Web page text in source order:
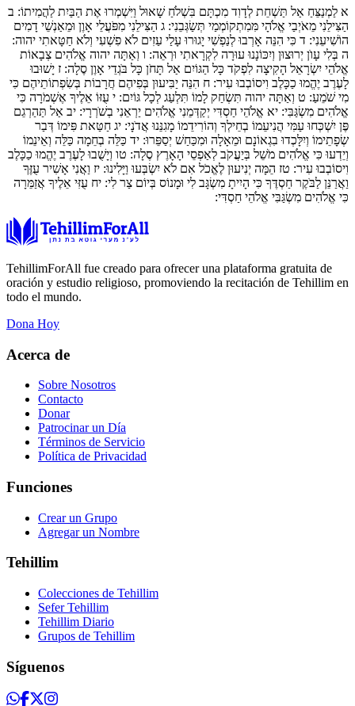
א לַמְנַצֵּחַ אַל תַּשְׁחֵת לְדָוִד מִכְתָּם בִּשְׁלֹחַ שָׁאוּל וַיִּשְׁמְרוּ אֶת הַבַּיִת לַהֲמִיתוֹ: ב
הַצִּילֵנִי מֵאֹיְבַי אֱלֹהָי מִּמִתְקוֹמְמַי תְּשַׂגְּבֵנִי: ג הַצִּילֵנִי מִפֹּעֲלֵי אָוֶן וּמֵאַנְשֵׁי דָמִים
הוֹשִׁיעֵנִי: ד כִּי הִנֵּה אָרְבוּ לְנַפְשִׁי יָגוּרוּ עָלַי עַזִים לֹא פִשְׁעִי וְלֹא חַטָּאתִי יהוה:
ה בְּלִי עָוֺן יְרוּצוּן וְיִכּוֹנָנוּ עוּרָה לִקְרָאתִי וּרְאֵה: ו וְאַתָּה יהוה אֱלֹהִים צְבָאוֹת
אֱלֹהֵי יִשְׂרָאֵל הָקִיצָה לִפְקֹד כָּל הַגּוֹיִם אַל תָּחֹן כָּל בֹּגְדֵי אָוֶן סֶלָה: ז יָשׁוּבוּ
לָעֶרֶב יֶהֱמוּ כַכָּלֶב וִיסוֹבְבוּ עִיר: ח הִנֵּה יַבִּיעוּן בְּפִיהֶם חֲרָבוֹת בְּשִׂפְתוֹתֵיהֶם כִּי
מִי שֹׁמֵעַ: ט וְאַתָּה יהוה תִּשְׂחַק לָמוֹ תִּלְעַג לְכָל גּוֹיִם: י עֻזּוֹ אֵלֶיךָ אֶשְׁמֹרָה כִּי
אֱלֹהִים מִשְׂגַּבִּי: יא אֱלֹהֵי חַסְדִּי יְקַדְּמֵנִי אֱלֹהִים יַרְאֵנִי בְשֹׁרְרָי: יב אַל תַּהַרְגֵם
פֶּן יִשְׁכְּחוּ עַמִּי הֲנִיעֵמוֹ בְחֵילְךָ וְהוֹרִידֵמוֹ מָגִנֵּנוּ אֲדֹנָי: יג חַטַּאת פִּימוֹ דְּבַר
שְׂפָתֵימוֹ וְיִלָּכְדוּ בִגְאוֹנָם וּמֵאָלָה וּמִכַּחַשׁ יְסַפֵּרוּ: יד כַּלֵּה בְחֵמָה כַּלֵּה וְאֵינֵמוֹ
וְיֵדְעוּ כִּי אֱלֹהִים מֹשֵׁל בְּיַעֲקֹב לְאַפְסֵי הָאָרֶץ סֶלָה: טו וְיָשֻׁבוּ לָעֶרֶב יֶהֱמוּ כַכָּלֶב
וִיסוֹבְבוּ עִיר: טז הֵמָּה יְנִיעוּן לֶאֱכֹל אִם לֹא יִשְׂבְּעוּ וַיָּלִינוּ: יז וַאֲנִי אָשִׁיר עֻזֶּךָ
וַאֲרַנֵּן לַבֹּקֶר חַסְדֶּךָ כִּי הָיִיתָ מִשְׂגָּב לִי וּמָנוֹס בְּיוֹם צַר לִי: יח עֻזִּי אֵלֶיךָ אֲזַמֵּרָה
כִּי אֱלֹהִים מִשְׂגַּבִּי אֱלֹהֵי חַסְדִּי:
TehillimForAll fue creado para ofrecer una plataforma gratuita de
oración y estudio religioso, promoviendo la recitación de Tehillim en
todo el mundo.
Dona Hoy
Acerca de
Sobre Nosotros
Contacto
Donar
Patrocinar un Día
Términos de Servicio
Política de Privacidad
Funciones
Crear un Grupo
Agregar un Nombre
Tehillim
Colecciones de Tehillim
Sefer Tehillim
Tehillim Diario
Grupos de Tehillim
Síguenos